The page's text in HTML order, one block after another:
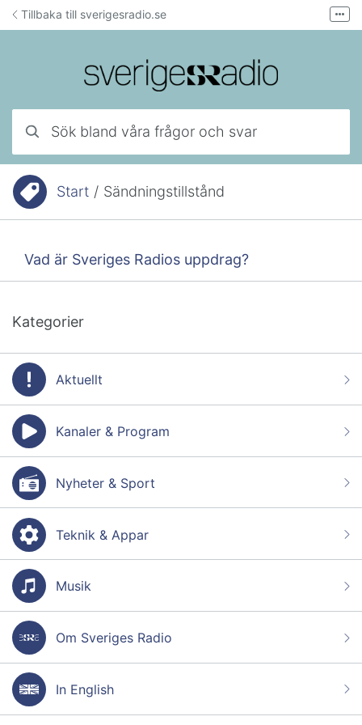
Hoppa till innehåll
Tillbaka till sverigesradio.se
Mejla lyssnarservice
Fler
Du är här:Start / Sändningstillstånd
Vad är Sveriges Radios uppdrag?
Kategorier
Aktuellt
Kanaler & Program
Nyheter & Sport
Teknik & Appar
Musik
Om Sveriges Radio
In English